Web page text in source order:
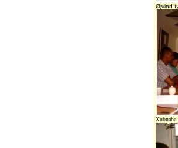
Øjvind
Xubnaha